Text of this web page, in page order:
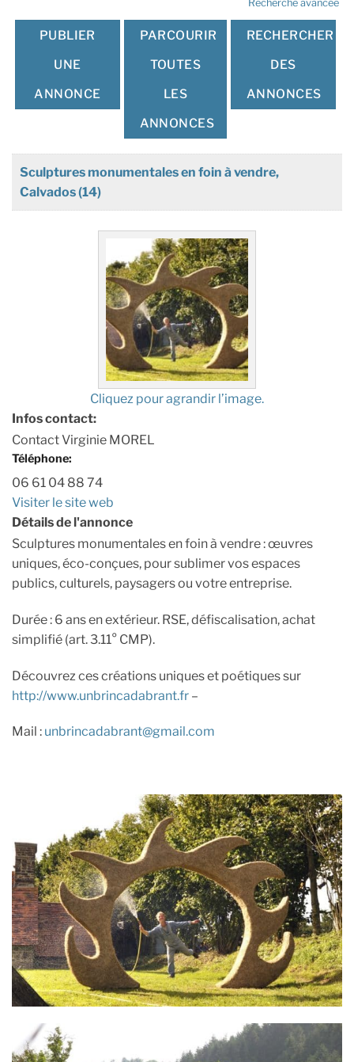
Recherche avancée
PUBLIER
UNE
ANNONCE
PARCOURIR
TOUTES
LES
ANNONCES
RECHERCHER
DES
ANNONCES
Sculptures monumentales en foin à vendre,
Calvados (14)
Cliquez pour agrandir l’image.
Infos contact:
Contact Virginie MOREL
Téléphone:
06 61 04 88 74
Visiter le site web
Détails de l'annonce
Sculptures monumentales en foin à vendre : œuvres
uniques, éco-conçues, pour sublimer vos espaces
publics, culturels, paysagers ou votre entreprise.
Durée : 6 ans en extérieur. RSE, défiscalisation, achat
simplifié (art. 3.11° CMP).
Découvrez ces créations uniques et poétiques sur
http://www.unbrincadabrant.fr –
Mail : unbrincadabrant@gmail.com